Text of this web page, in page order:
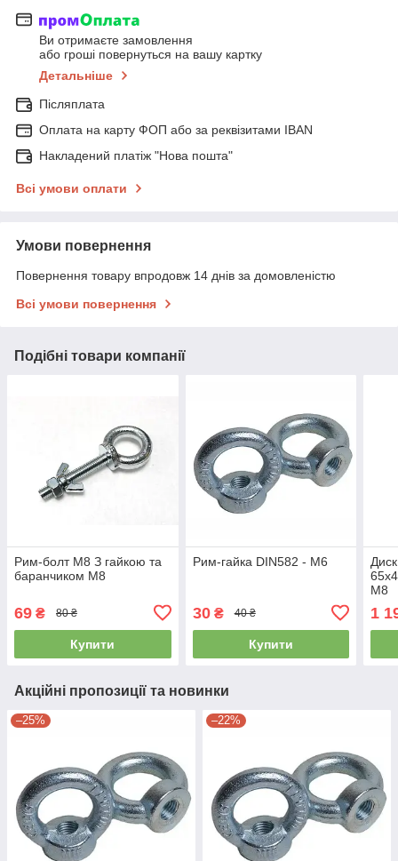
Ви отримаєте замовлення
або гроші повернуться на вашу картку
Детальніше
Післяплата
Оплата на карту ФОП або за реквізитами IBAN
Накладений платіж "Нова пошта"
Всі умови оплати
Умови повернення
Повернення товару впродовж 14 днів за домовленістю
Всі умови повернення
Подібні товари компанії
Рим-болт М8 З гайкою та
баранчиком М8
69 ₴ 80 ₴
Купити
Рим-гайка DIN582 - М6
30₴ 40 ₴
Купити
М8
1
Акційні пропозиції та новинки
–25% –22%